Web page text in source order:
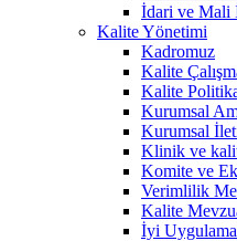
İdari ve Mali
Kalite Yönetimi
Kadromuz
Kalite
Kalite
Kurumsal
Kurumsal
Klinik ve
Komite ve
Verimlilik
Kalite
İyi